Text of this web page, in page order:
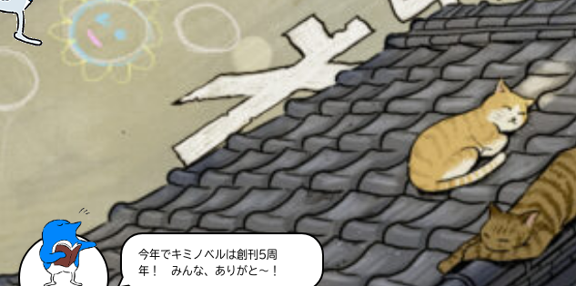
今年でキミノベルは創刊5周
年！ みんな、ありがと～！